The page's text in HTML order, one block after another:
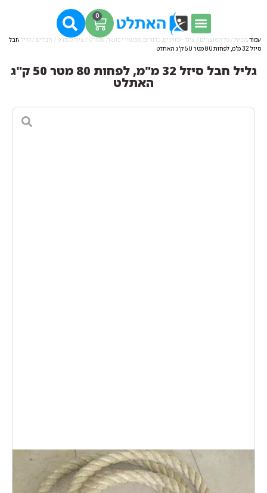
0
עמוד הבית / כל המוצרים / ציוד - מזרנים, כדורים, מכשירי כושר, ספורט / ציוד ספורט / חבלים / גליל חבל
סיזל 32 מ"מ, לפחות 80 מטר 50 ק"ג האתלט
גליל חבל סיזל 32 מ"מ, לפחות 80 מטר 50 ק"ג
האתלט